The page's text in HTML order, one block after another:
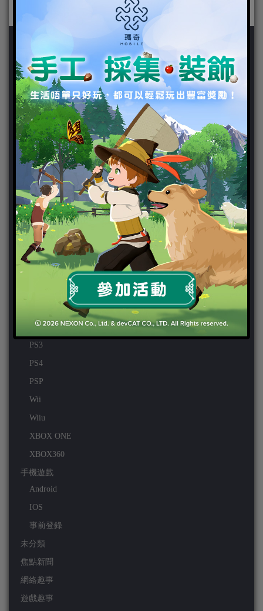
新聞分類
ChinaJoy 2018
Chinajoy2025
Cosplay 專區
TGS2019
VIPlayer
天堂2:革命 專區
天堂2:革命 攻略
天堂2:革命 新聞
好康活動
官方虛寶
家用遊戲
PS VITA
PS3
PS4
PSP
Wii
Wiiu
XBOX ONE
XBOX360
手機遊戲
Android
IOS
事前登錄
未分類
焦點新聞
網絡趣事
遊戲趣事